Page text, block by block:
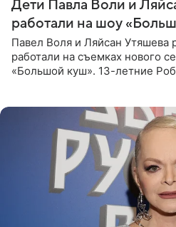
Дети Павла Воли и
работали на шоу
Павел Воля и Ляйсан Утяшева
работали на съемках нового
«Большой куш». 13-летние